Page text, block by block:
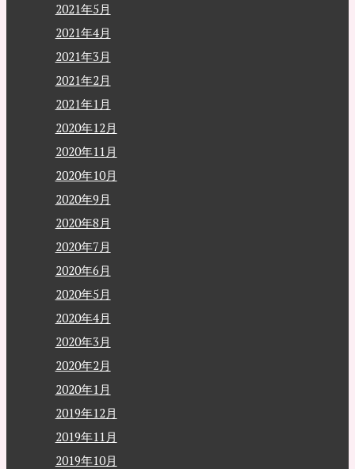
2021年5月
2021年4月
2021年3月
2021年2月
2021年1月
2020年12月
2020年11月
2020年10月
2020年9月
2020年8月
2020年7月
2020年6月
2020年5月
2020年4月
2020年3月
2020年2月
2020年1月
2019年12月
2019年11月
2019年10月